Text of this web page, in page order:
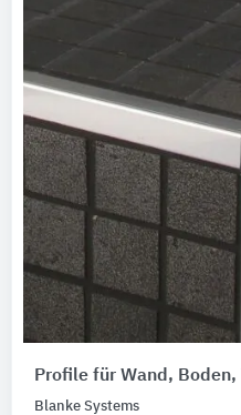
Profile für Wand,
Blanke Systems